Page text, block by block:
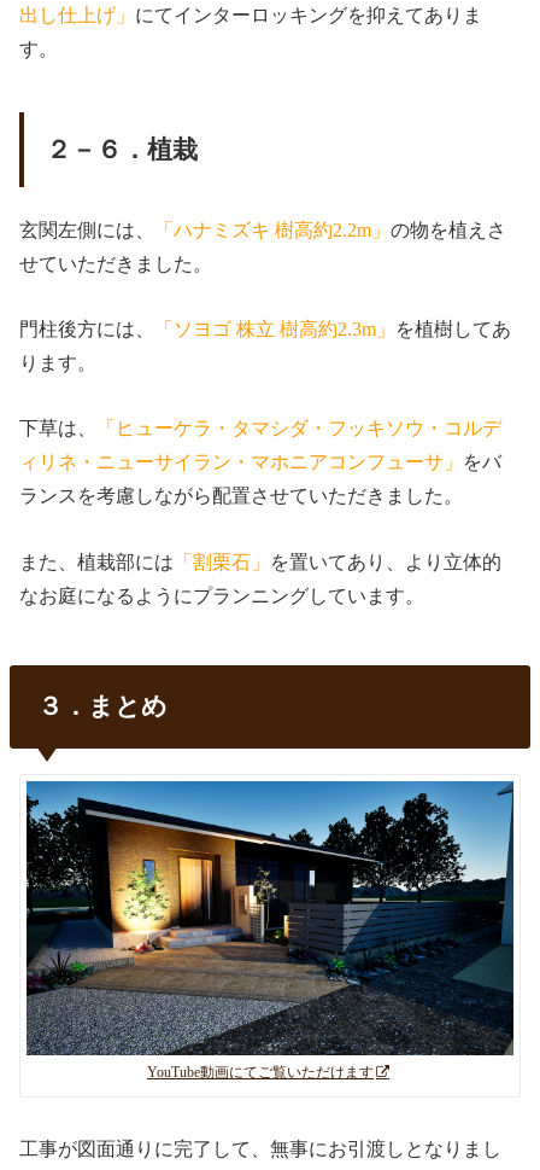
出し仕上げ」 にてインターロッキングを抑えてありま
す。
２－６．植栽
玄関左側には、 「ハナミズキ 樹高約2.2m」の物を植えさ
せていただきました。
門柱後方には、 「ソヨゴ 株立 樹高約2.3m」 を植樹してあ
ります。
下草は、
「ヒューケラ・タマシダ・フッキソウ・コルデ
ィリネ・ニューサイラン・マホニアコンフューサ」 をバ
ランスを考慮しながら配置させていただきました。
また、植栽部には 「割栗石」 を置いてあり、より立体的
なお庭になるようにプランニングしています。
３．まとめ
YouTube動画にてご覧いただけます
工事が図面通りに完了して、無事にお引渡しとなりまし